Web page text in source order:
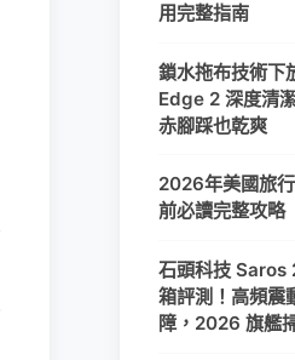
用完整指南
鎖水拖布技術下
Edge 2 深度清
赤腳踩也乾爽
2026年美國旅
前必讀完整攻略
石頭科技 Saros
箱評測！高頻
障，2026 旗艦